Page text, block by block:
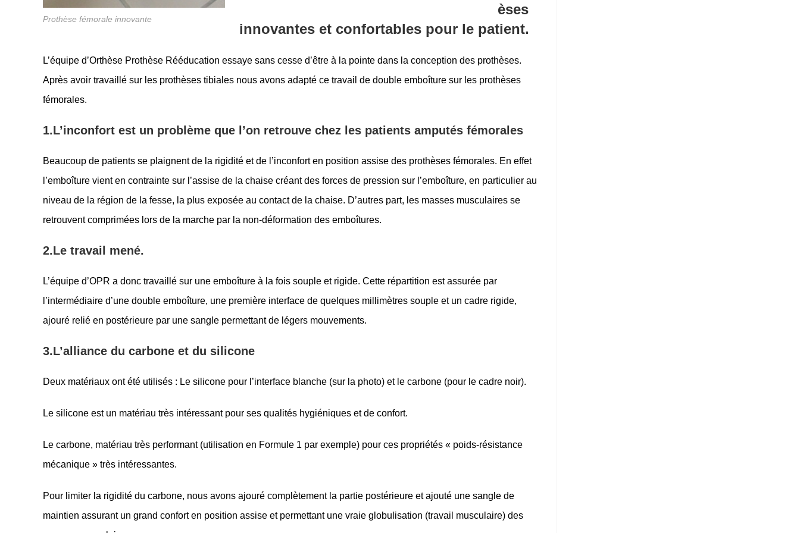
Prothèse fémorale innovante
èses
innovantes et confortables pour le patient.
L’équipe d’Orthèse Prothèse Rééducation essaye sans cesse d’être à la pointe dans la conception des prothèses.
Après avoir travaillé sur les prothèses tibiales nous avons adapté ce travail de double emboîture sur les prothèses
fémorales.
1.L’inconfort est un problème que l’on retrouve chez les patients amputés fémorales
Beaucoup de patients se plaignent de la rigidité et de l’inconfort en position assise des prothèses fémorales. En effet
l’emboîture vient en contrainte sur l’assise de la chaise créant des forces de pression sur l’emboîture, en particulier au
niveau de la région de la fesse, la plus exposée au contact de la chaise. D’autres part, les masses musculaires se
retrouvent comprimées lors de la marche par la non-déformation des emboîtures.
2.Le travail mené.
L’équipe d’OPR a donc travaillé sur une emboîture à la fois souple et rigide. Cette répartition est assurée par
l’intermédiaire d’une double emboîture, une première interface de quelques millimètres souple et un cadre rigide,
ajouré relié en postérieure par une sangle permettant de légers mouvements.
3.L’alliance du carbone et du silicone
Deux matériaux ont été utilisés : Le silicone pour l’interface blanche (sur la photo) et le carbone (pour le cadre noir).
Le silicone est un matériau très intéressant pour ses qualités hygiéniques et de confort.
Le carbone, matériau très performant (utilisation en Formule 1 par exemple) pour ces propriétés « poids-résistance
mécanique » très intéressantes.
Pour limiter la rigidité du carbone, nous avons ajouré complètement la partie postérieure et ajouté une sangle de
maintien assurant un grand confort en position assise et permettant une vraie globulisation (travail musculaire) des